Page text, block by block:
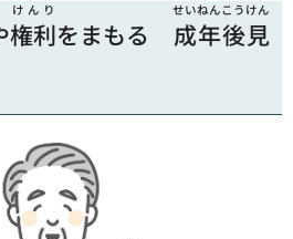
権利
けんり
をまもる 成
せい
年
ねん
後
こう
見
けん